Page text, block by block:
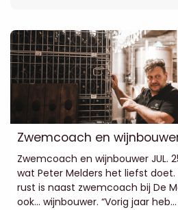
Zwemcoach en
Zwemcoach en wijnbouwer JUL.
wat Peter Melders het liefst
rust is naast zwemcoach bij De
ook... wijnbouwer. “Vorig jaar heb...